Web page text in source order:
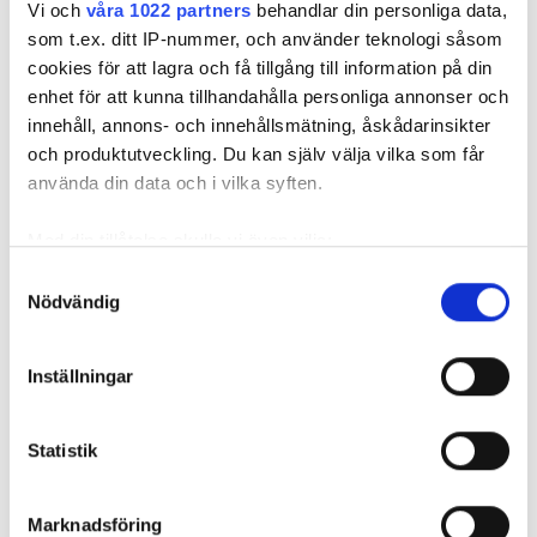
Vi och våra 1022 partners behandlar din personliga data,
som t.ex. ditt IP-nummer, och använder teknologi såsom
cookies för att lagra och få tillgång till information på din
enhet för att kunna tillhandahålla personliga annonser och
innehåll, annons- och innehållsmätning, åskådarinsikter
och produktutveckling. Du kan själv välja vilka som får
använda din data och i vilka syften.
som kan ha en noggrannhet på upp till flera meter
Ta reda på mer om hur dina personliga uppgifter
Du kan ändra eller dra tillbaka ditt samtycke när som
Nödvändig
Inställningar
Statistik
Marknadsföring
REKOMMENDERADE ARTIKLAR
inte Säker
Får man
med VVC?